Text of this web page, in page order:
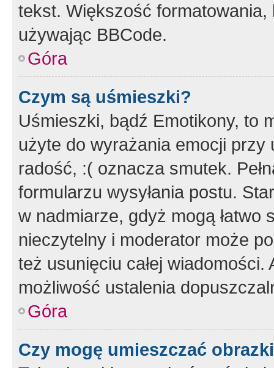
tekst. Większość
używając BBCode.
Góra
Czym są uśmieszki?
Uśmieszki, bądź Emotikony, to
użyte do wyrażania emocji
radość, :( oznacza smutek.
formularzu wysyłania postu.
w nadmiarze, gdyż mogą
nieczytelny i moderator może
też usunięciu całej
możliwość ustalenia
Góra
Czy mogę umieszczać